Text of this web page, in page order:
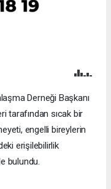
Derneği Başkanı
tarafından sıcak bir
engelli bireylerin
erişilebilirlik
bulundu.